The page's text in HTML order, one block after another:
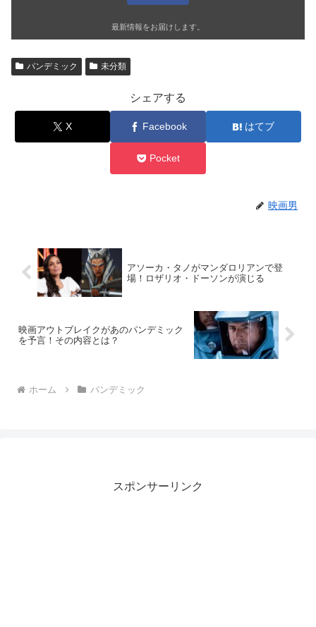
最新情報をお届けします。
パンデミック 未分類
シェアする
X Facebook はてブ
Pocket
映画男
アソーカ・タノがマンダロリアンで登
場！ロザリオ・ドーソンが演じる
映画アウトブレイクがあのパンデミック
を予言！その内容とは？
ホーム パンデミック
スポンサーリンク